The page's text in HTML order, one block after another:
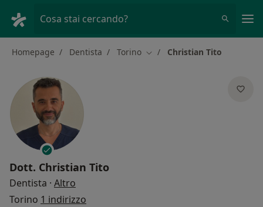
Cosa stai cercando?
Homepage Dentista Torino Cambia città
Christian Tito
Dott. Christian Tito
Dentista · Altro
Torino 1 indirizzo